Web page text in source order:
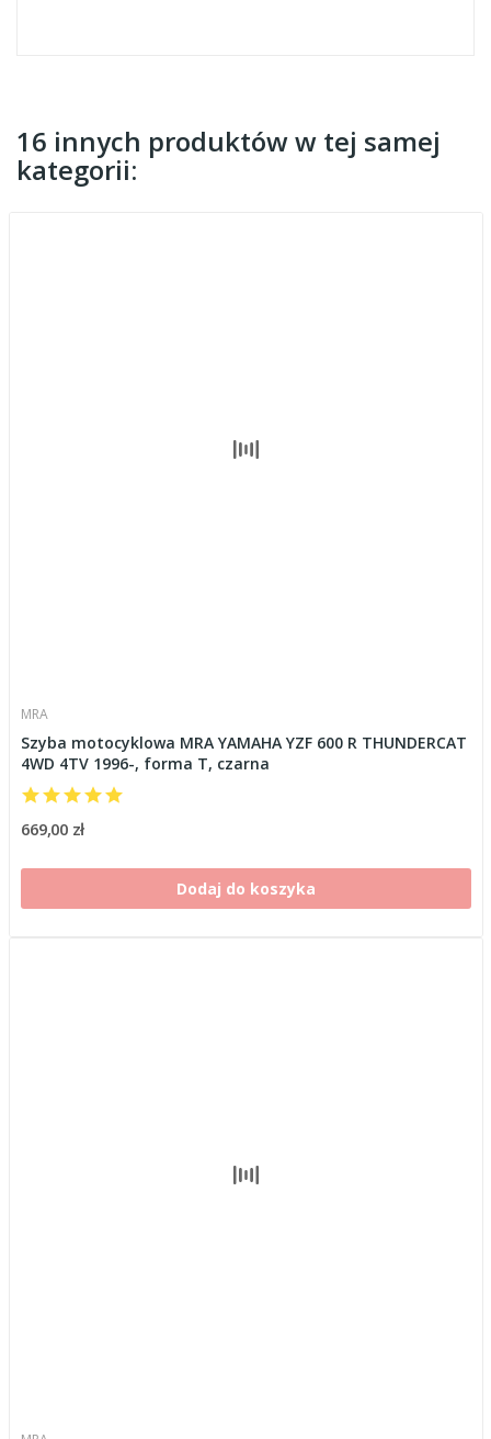
16 innych produktów w tej samej
kategorii:
MRA
Szyba motocyklowa MRA YAMAHA YZF 600 R THUNDERCAT
4WD 4TV 1996-, forma T, czarna
669,00 zł
Dodaj do koszyka